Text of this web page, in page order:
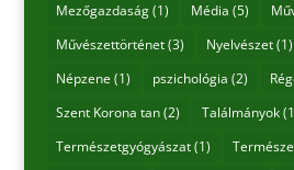
Mezőgazdaság(1) Média (5)
Művészettörténet(3) Nyelvészet(1)
Népzene (1) pszichológia (2)
Szent Korona tan(2) Találmányok
Természetgyógyászat(1)